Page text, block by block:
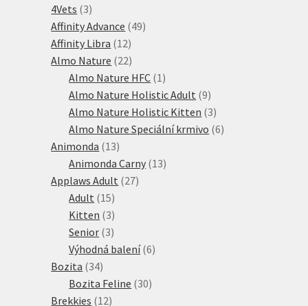
4Vets 33
produkty
Affinity Advance 4949
Affinity Libra 1212
produktů
Almo Nature 2222
produktů
Almo Nature HFC 1 1
produkt
Almo Nature Holistic Adult 99
produktů
Almo Nature Holistic Kitten 33
produkty
Almo Nature Speciální krmivo 66
Animonda 1313
produktů
Animonda Carny 1313
Applaws Adult 2727
Adult 1515
produktů
Kitten 33
produkty
Senior 33
produkty
Výhodná balení 66
Bozita 3434
produktů
Bozita Feline 3030
Brekkies 1212